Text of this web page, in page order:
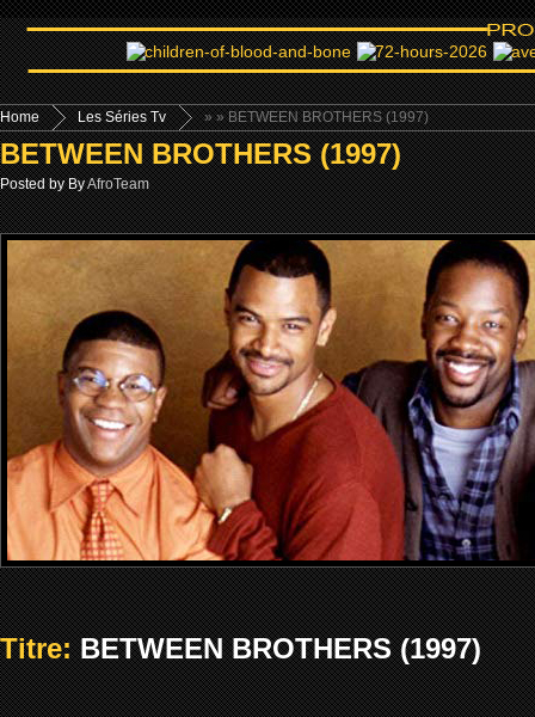
Home »
Les Séries Tv » BETWEEN BROTHERS (1997)
BETWEEN BROTHERS (1997)
Posted by ByAfroTeam
Titre:BETWEEN BROTHERS (1997)